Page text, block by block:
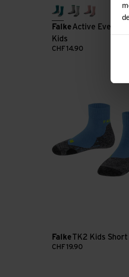
peacocklight greyheather
FalkeActive Everyday
Kids
CHF14.90
FalkeTK2 Kids Short
CHF 19.90